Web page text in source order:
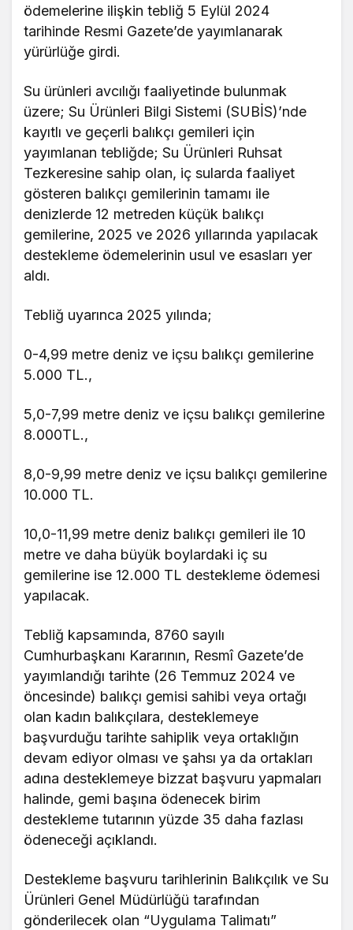
ödemelerine ilişkin tebliğ 5 Eylül 2024
tarihinde Resmi Gazete’de yayımlanarak
yürürlüğe girdi.
Su ürünleri avcılığı faaliyetinde bulunmak
üzere; Su Ürünleri Bilgi Sistemi (SUBİS)’nde
kayıtlı ve geçerli balıkçı gemileri için
yayımlanan tebliğde; Su Ürünleri Ruhsat
Tezkeresine sahip olan, iç sularda faaliyet
gösteren balıkçı gemilerinin tamamı ile
denizlerde 12 metreden küçük balıkçı
gemilerine, 2025 ve 2026 yıllarında yapılacak
destekleme ödemelerinin usul ve esasları yer
aldı.
Tebliğ uyarınca 2025 yılında;
0-4,99 metre deniz ve içsu balıkçı gemilerine
5.000 TL.,
5,0-7,99 metre deniz ve içsu balıkçı gemilerine
8.000TL.,
8,0-9,99 metre deniz ve içsu balıkçı gemilerine
10.000 TL.
10,0-11,99 metre deniz balıkçı gemileri ile 10
metre ve daha büyük boylardaki iç su
gemilerine ise 12.000 TL destekleme ödemesi
yapılacak.
Tebliğ kapsamında, 8760 sayılı
Cumhurbaşkanı Kararının, Resmî Gazete’de
yayımlandığı tarihte (26 Temmuz 2024 ve
öncesinde) balıkçı gemisi sahibi veya ortağı
olan kadın balıkçılara, desteklemeye
başvurduğu tarihte sahiplik veya ortaklığın
devam ediyor olması ve şahsı ya da ortakları
adına desteklemeye bizzat başvuru yapmaları
halinde, gemi başına ödenecek birim
destekleme tutarının yüzde 35 daha fazlası
ödeneceği açıklandı.
Destekleme başvuru tarihlerinin Balıkçılık ve Su
Ürünleri Genel Müdürlüğü tarafından
gönderilecek olan “Uygulama Talimatı”